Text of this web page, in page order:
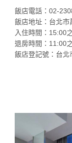
飯店電話：02-
飯店地址：台北
入住時間：15:00
退房時間：11:00
飯店登記號：台北